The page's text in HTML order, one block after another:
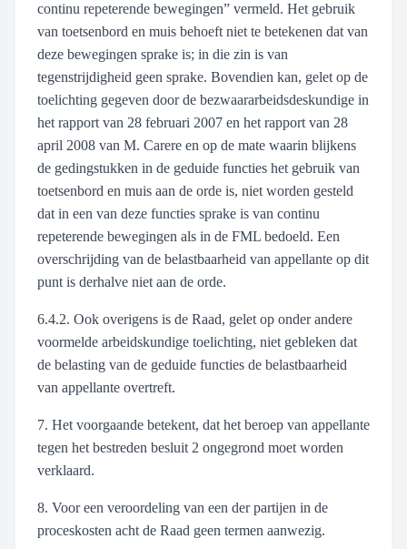
continu repeterende bewegingen” vermeld. Het gebruik
van toetsenbord en muis behoeft niet te betekenen dat van
deze bewegingen sprake is; in die zin is van
tegenstrijdigheid geen sprake. Bovendien kan, gelet op de
toelichting gegeven door de bezwaararbeidsdeskundige in
het rapport van 28 februari 2007 en het rapport van 28
april 2008 van M. Carere en op de mate waarin blijkens
de gedingstukken in de geduide functies het gebruik van
toetsenbord en muis aan de orde is, niet worden gesteld
dat in een van deze functies sprake is van continu
repeterende bewegingen als in de FML bedoeld. Een
overschrijding van de belastbaarheid van appellante op dit
punt is derhalve niet aan de orde.
6.4.2. Ook overigens is de Raad, gelet op onder andere
voormelde arbeidskundige toelichting, niet gebleken dat
de belasting van de geduide functies de belastbaarheid
van appellante overtreft.
7. Het voorgaande betekent, dat het beroep van appellante
tegen het bestreden besluit 2 ongegrond moet worden
verklaard.
8. Voor een veroordeling van een der partijen in de
proceskosten acht de Raad geen termen aanwezig.